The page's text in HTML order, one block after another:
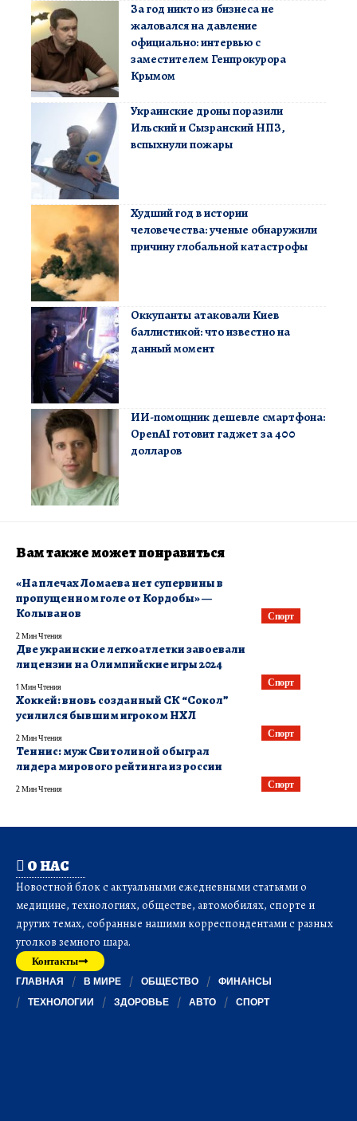
За год никто из бизнеса не
жаловался на давление
официально: интервью с
заместителем Генпрокурора
Крымом
Украинские дроны поразили
Ильский и Сызранский НПЗ,
вспыхнули пожары
Худший год в истории
человечества: ученые обнаружили
причину глобальной катастрофы
Оккупанты атаковали Киев
баллистикой: что известно на
данный момент
ИИ-помощник дешевле смартфона:
OpenAI готовит гаджет за 400
долларов
Вам также может понравиться
Спорт
«На плечах Ломаева нет супервины в
пропущенном голе от Кордобы» —
Колыванов
2 Мин Чтения
Спорт
Две украинские легкоатлетки завоевали
лицензии на Олимпийские игры 2024
1 Мин Чтения
Спорт
Хоккей: вновь созданный СК “Сокол”
усилился бывшим игроком НХЛ
2 Мин Чтения
Спорт
Теннис: муж Свитолиной обыграл
лидера мирового рейтинга из россии
2 Мин Чтения
О НАС
Новостной блок с актуальными ежедневными статьями о
медицине, технологиях, обществе, автомобилях, спорте и
других темах, собранные нашими корреспондентами с разных
уголков земного шара.
Контакты
ГЛАВНАЯ В МИРЕ ОБЩЕСТВО
ФИНАНСЫ
ТЕХНОЛОГИИ
ЗДОРОВЬЕ АВТО СПОРТ